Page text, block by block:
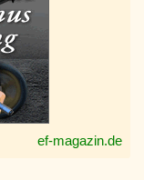
ef-magazin.de